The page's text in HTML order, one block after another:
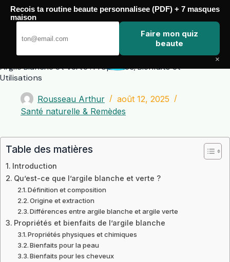
Passer
contenu
Argile Blanche et Verte : Propriétés, Bienfaits et
Utilisations
Rousseau Arthur
août 12, 2025
Santé naturelle & Remèdes
Table des matières
Introduction
Qu’est-ce que l’argile blanche et verte ?
Définition et composition
Origine et extraction
Différences entre argile blanche et argile verte
Propriétés et bienfaits de l’argile blanche
Propriétés physiques et chimiques
Bienfaits pour la peau
Bienfaits pour les cheveux
Recois ta routine beaute personnalisee (PDF) + 7 masques
maison
Faire mon quiz
beaute
×